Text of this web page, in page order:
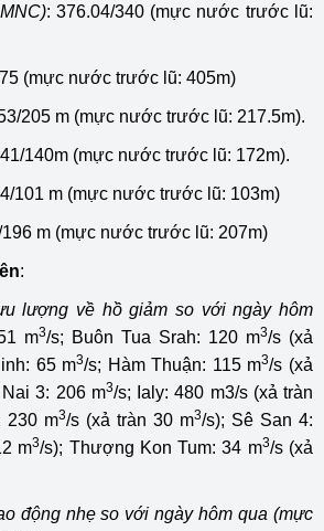
: 376.04/340 (mực nước trước lũ:
(mực nước trước lũ: 405m)
205 m (mực nước trước lũ: 217.5m).
140m (mực nước trước lũ: 172m).
101 m (mực nước trước lũ: 103m)
m (mực nước trước lũ: 207m)
:
lượng về hồ giảm so với ngày hôm
m3/s; Buôn Tua Srah: 120 m3/s (xả
65 m3/s; Hàm Thuận: 115 m3/s (xả
3: 206 m3/s; Ialy: 480 m3/s (xả tràn
230 m3/s (xả tràn 30 m3/s); Sê San 4:
m3/s); Thượng Kon Tum: 34 m3/s (xả
động nhẹ so với ngày hôm qua (mực